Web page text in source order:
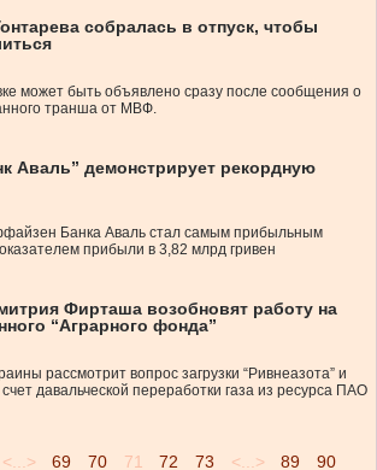
собралась в отпуск, чтобы
может быть объявлено сразу после сообщения о
транша от МВФ.
Аваль” демонстрирует рекордную
Банка Аваль стал самым прибыльным
прибыли в 3,82 млрд гривен
Фирташа возобновят работу на
“Аграрного фонда”
рассмотрит вопрос загрузки “Ривнеазота” и
счет давальческой переработки газа из ресурса ПАО
<...> 69 70 71 72 73 <...> 89 90